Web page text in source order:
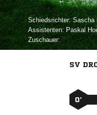
Schiedsrichter:
Assistenten:
Zuschauer:
SV
0’